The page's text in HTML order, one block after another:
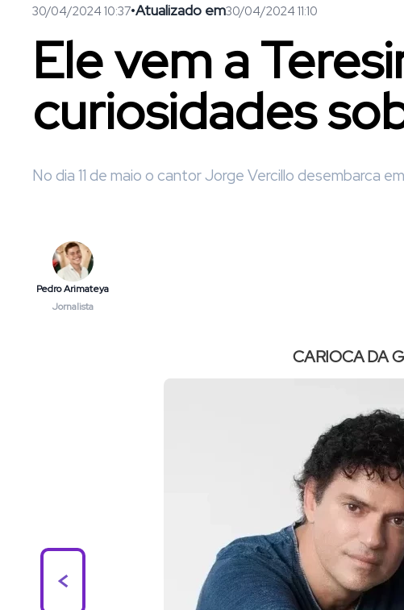
30/04/2024 10:37•Atualizado em30/04/2024 11:10
Ele vem a
curiosidades
No dia 11 de maio o cantor Jorge Vercillo desembarca
Pedro Arimateya
Jornalista
CARIOCA DA
<